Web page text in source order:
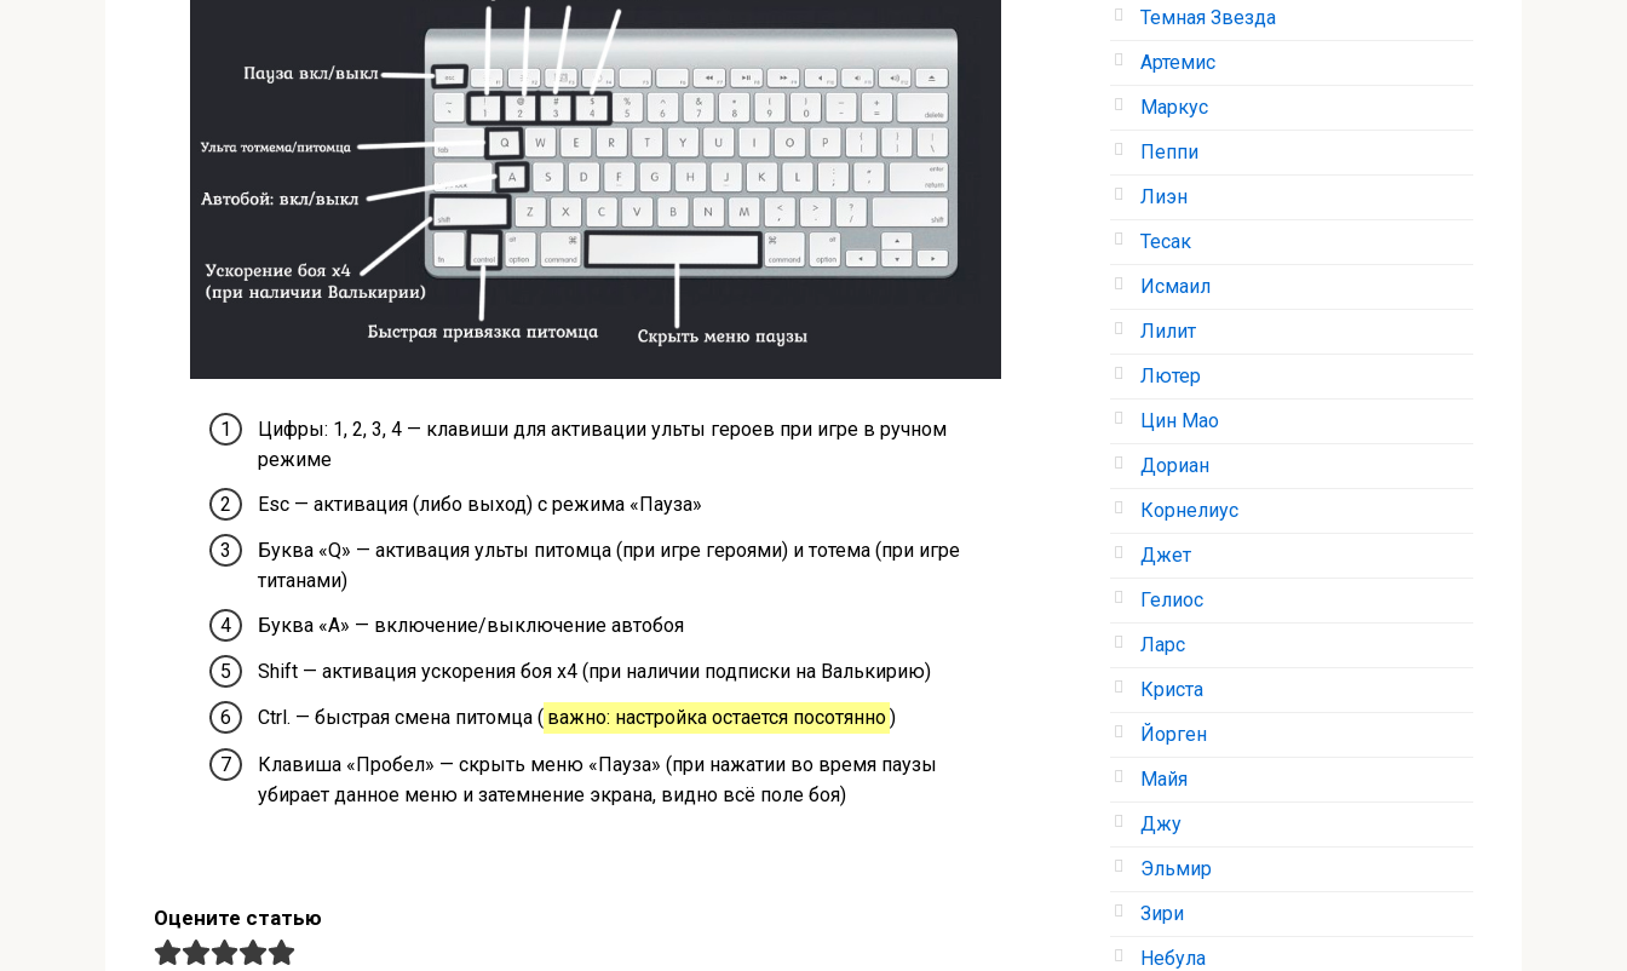
Цифры: 1, 2, 3, 4 — клавиши для активации ульты героев при игре в ручном
режиме
Esc — активация (либо выход) с режима «Пауза»
Буква «Q» — активация ульты питомца (при игре героями) и тотема (при игре
титанами)
Буква «A» — включение/выключение автобоя
Shift — активация ускорения боя х4 (при наличии подписки на Валькирию)
Ctrl. — быстрая смена питомца ( важно: настройка остается посотянно)
Клавиша «Пробел» — скрыть меню «Пауза» (при нажатии во время паузы
убирает данное меню и затемнение экрана, видно всё поле боя)
Оцените статью
Темная Звезда
Артемис
Маркус
Пеппи
Лиэн
Тесак
Исмаил
Лилит
Лютер
Цин Мао
Дориан
Корнелиус
Джет
Гелиос
Ларс
Криста
Йорген
Майя
Джу
Эльмир
Зири
Небула